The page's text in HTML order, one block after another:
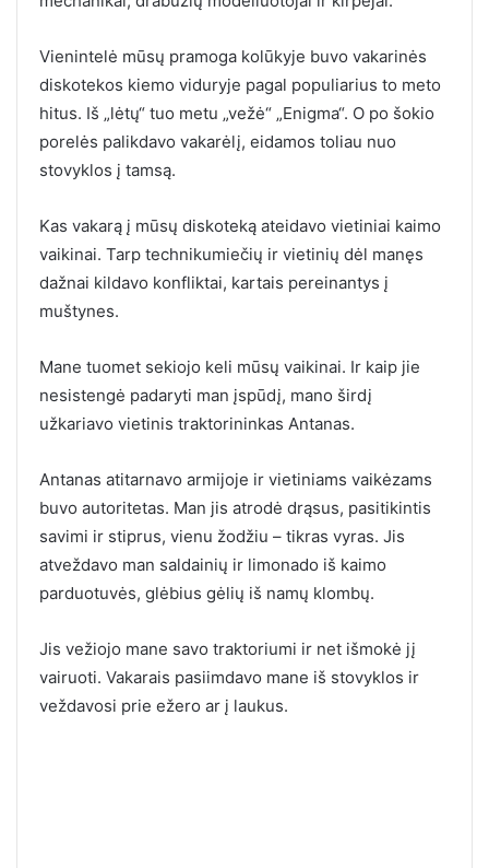
Vienintelė mūsų pramoga kolūkyje buvo vakarinės
diskotekos kiemo viduryje pagal populiarius to meto
hitus. Iš „lėtų“ tuo metu „vežė“ „Enigma“. O po šokio
porelės palikdavo vakarėlį, eidamos toliau nuo
stovyklos į tamsą.
Kas vakarą į mūsų diskoteką ateidavo vietiniai kaimo
vaikinai. Tarp technikumiečių ir vietinių dėl manęs
dažnai kildavo konfliktai, kartais pereinantys į
muštynes.
Mane tuomet sekiojo keli mūsų vaikinai. Ir kaip jie
nesistengė padaryti man įspūdį, mano širdį
užkariavo vietinis traktorininkas Antanas.
Antanas atitarnavo armijoje ir vietiniams vaikėzams
buvo autoritetas. Man jis atrodė drąsus, pasitikintis
savimi ir stiprus, vienu žodžiu – tikras vyras. Jis
atveždavo man saldainių ir limonado iš kaimo
parduotuvės, glėbius gėlių iš namų klombų.
Jis vežiojo mane savo traktoriumi ir net išmokė jį
vairuoti. Vakarais pasiimdavo mane iš stovyklos ir
veždavosi prie ežero ar į laukus.